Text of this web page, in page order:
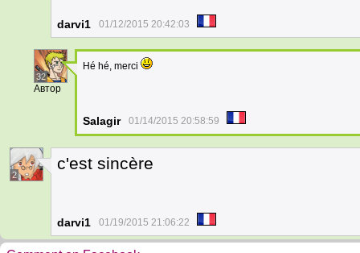
darvi1 01/12/2015 20:42:03
32
Автор
Hé hé, merci
Salagir 01/14/2015 20:58:59
2
c'est sincère
darvi1 01/19/2015 21:06:22